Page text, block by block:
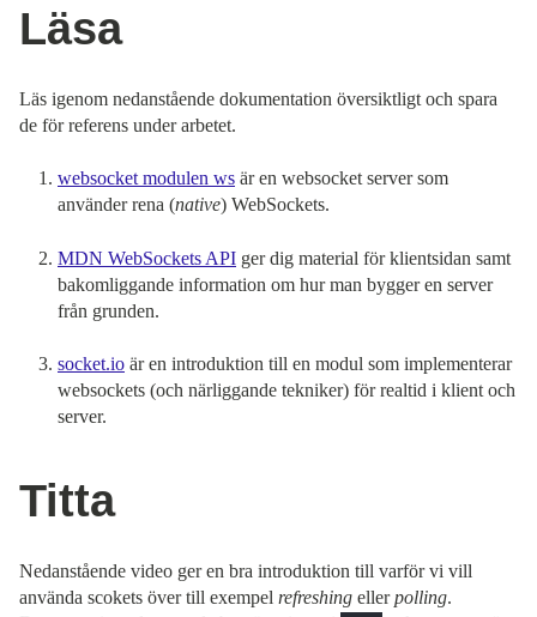
Läsa
Läs igenom nedanstående dokumentation översiktligt och spara
de för referens under arbetet.
websocket modulen ws är en websocket server som
använder rena (native) WebSockets.
MDN WebSockets API ger dig material för klientsidan samt
bakomliggande information om hur man bygger en server
från grunden.
socket.io är en introduktion till en modul som implementerar
websockets (och närliggande tekniker) för realtid i klient och
server.
Titta
Nedanstående video ger en bra introduktion till varför vi vill
använda scokets över till exempel refreshing ellerpolling.